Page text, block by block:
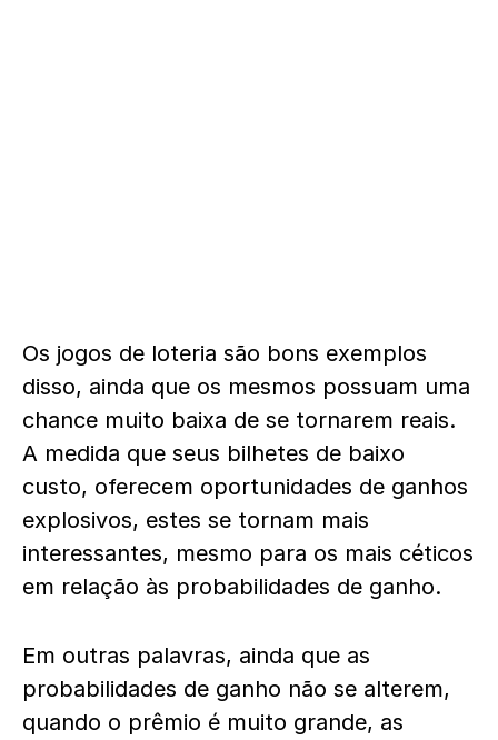
Os jogos de loteria são bons exemplos
disso, ainda que os mesmos possuam uma
chance muito baixa de se tornarem reais.
A medida que seus bilhetes de baixo
custo, oferecem oportunidades de ganhos
explosivos, estes se tornam mais
interessantes, mesmo para os mais céticos
em relação às probabilidades de ganho.
Em outras palavras, ainda que as
probabilidades de ganho não se alterem,
quando o prêmio é muito grande, as